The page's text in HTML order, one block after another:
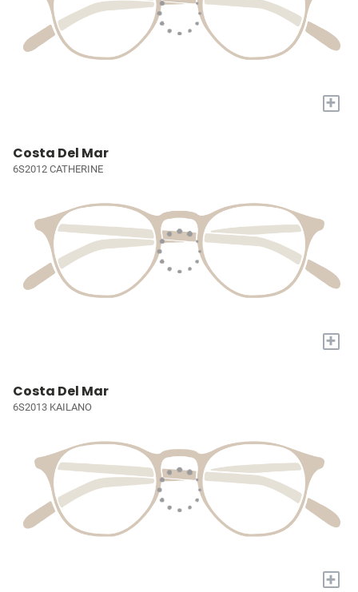
+
Costa Del Mar
6S2012 CATHERINE
+
Costa Del Mar
6S2013 KAILANO
+